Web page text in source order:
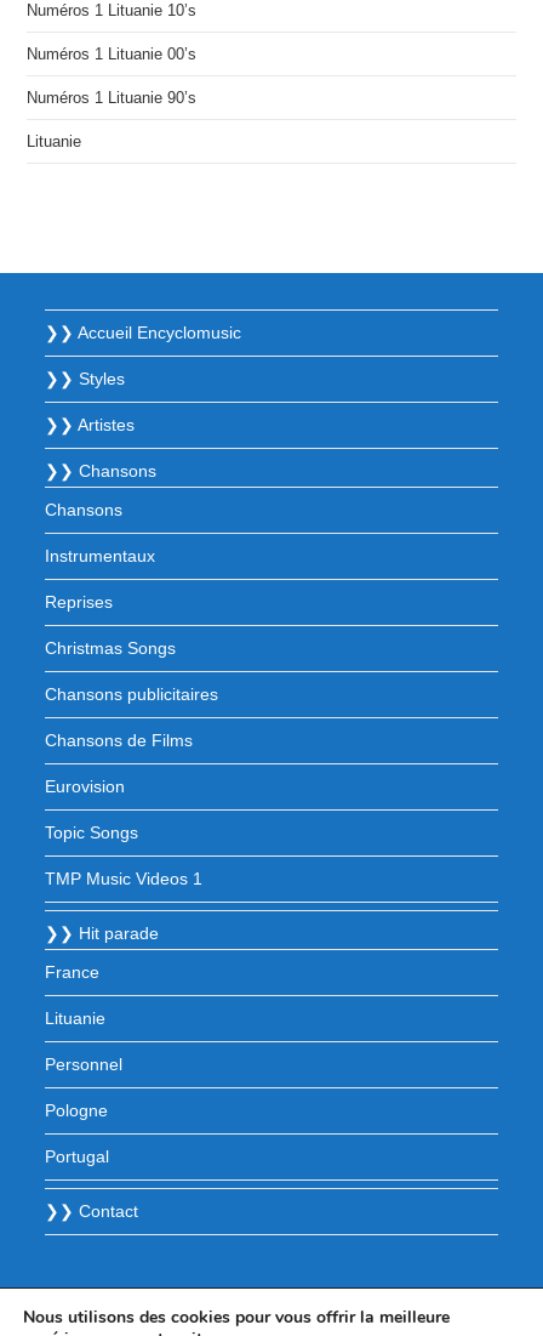
Numéros 1 Lituanie 10’s
Numéros 1 Lituanie 00’s
Numéros 1 Lituanie 90’s
Lituanie
❯❯ Accueil Encyclomusic
❯❯ Styles
❯❯ Artistes
❯❯ Chansons
Chansons
Instrumentaux
Reprises
Christmas Songs
Chansons publicitaires
Chansons de Films
Eurovision
Topic Songs
TMP Music Videos 1
❯❯ Hit parade
France
Lituanie
Personnel
Pologne
Portugal
❯❯ Contact
Nous utilisons des cookies pour vous offrir la meilleure